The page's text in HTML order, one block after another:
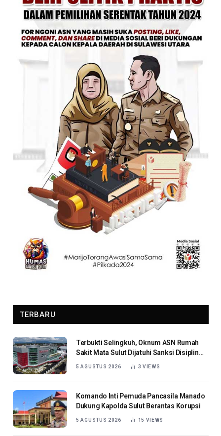
TERBARU
Terbukti Selingkuh, Oknum ASN Rumah
Sakit Mata Sulut Dijatuhi Sanksi Disiplin
5 AGUSTUS 2026 3 VIEWS
Komando Inti Pemuda Pancasila Manado
Dukung Kapolda Sulut Berantas Korupsi
5 AGUSTUS 2026 15 VIEWS